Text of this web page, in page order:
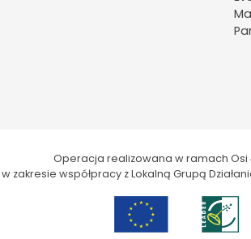
Operacja realizowana w ramach Osi
zakresie współpracy z Lokalną Grupą